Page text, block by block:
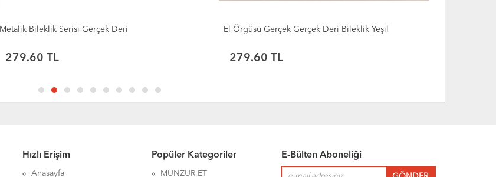
Metalik Bileklik Serisi Gerçek Deri
279.60 TL
El Örgüsü Gerçek Gerçek Deri Bileklik Yeşil
279.60 TL
Hızlı Erişim
Anasayfa
Popüler Kategoriler
MUNZUR ET
E-Bülten Aboneliği